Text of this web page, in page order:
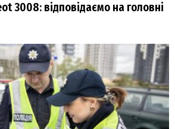
3008: відповідаємо на головні